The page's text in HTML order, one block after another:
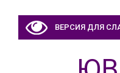
ВЕРСИЯ ДЛЯ